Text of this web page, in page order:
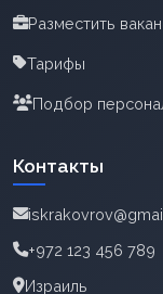
Разместить
Тарифы
Подбор
Контакты
+972 123 456 789
Израиль